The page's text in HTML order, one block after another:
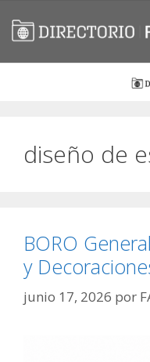
diseño de
BORO
y
junio 17, 2026 por